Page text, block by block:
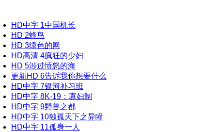
HD中字 1中国机长
HD 2蜂鸟
HD 3绿色的网
HD高清 4疯狂的少妇
HD 5涉过愤怒的海
更新HD 6告诉我你想要什么
HD中字 7银河补习班
HD中字 8K-19：寡妇制
HD中字 9野兽之都
HD中字 10独孤天下之异瞳
HD中字 11孤身一人